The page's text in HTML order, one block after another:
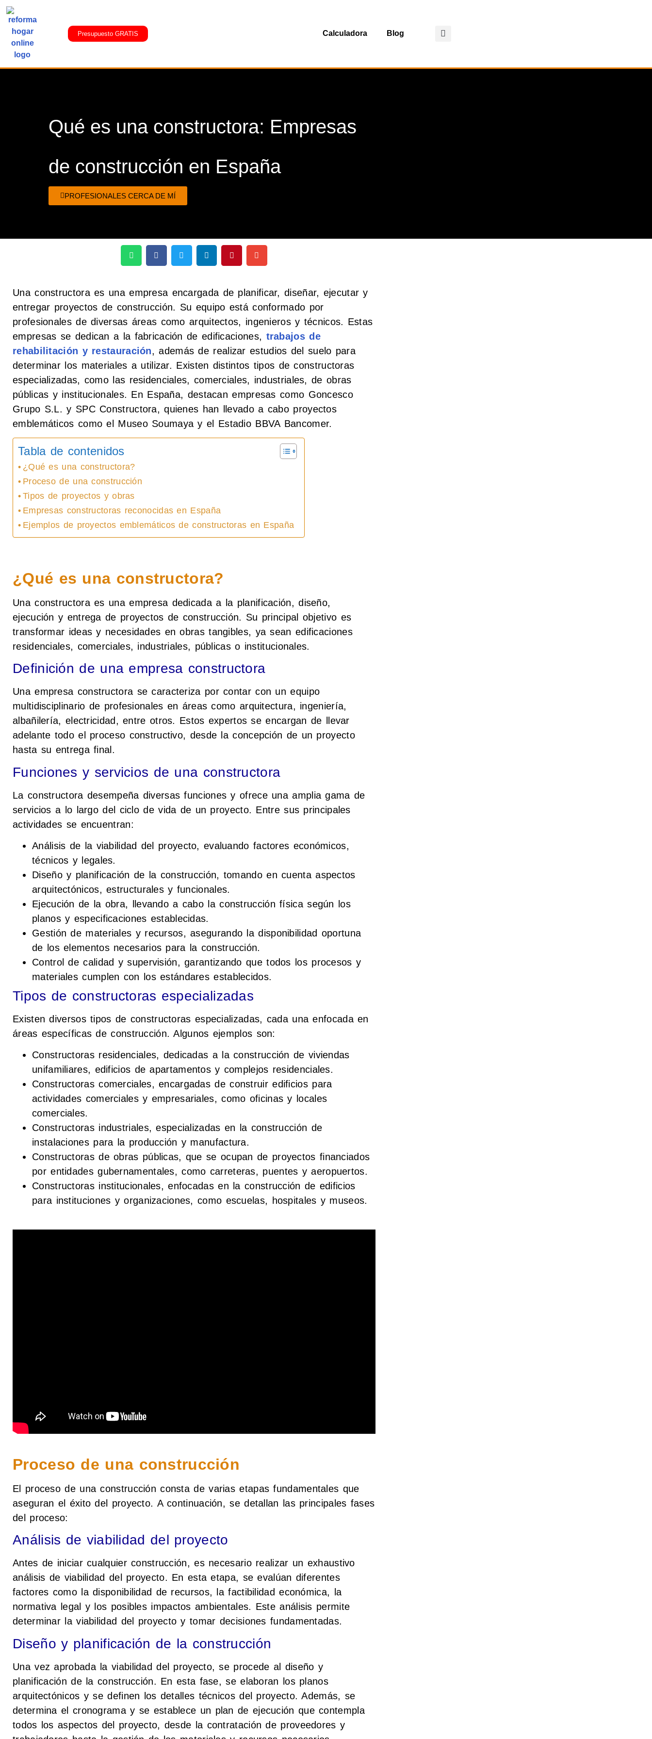
Presupuesto GRATIS Calculadora Blog
Qué es una constructora: Empresas
de construcción en España
PROFESIONALES CERCA DE MÍ
Una constructora es una empresa encargada de planificar, diseñar, ejecutar y
entregar proyectos de construcción. Su equipo está conformado por
profesionales de diversas áreas como arquitectos, ingenieros y técnicos. Estas
empresas se dedican a la fabricación de edificaciones, trabajos de
rehabilitación y restauración, además de realizar estudios del suelo para
determinar los materiales a utilizar. Existen distintos tipos de constructoras
especializadas, como las residenciales, comerciales, industriales, de obras
públicas y institucionales. En España, destacan empresas como Goncesco
Grupo S.L. y SPC Constructora, quienes han llevado a cabo proyectos
emblemáticos como el Museo Soumaya y el Estadio BBVA Bancomer.
Tabla de contenidos
¿Qué es una constructora?
Proceso de una construcción
Tipos de proyectos y obras
Empresas constructoras reconocidas en España
Ejemplos de proyectos emblemáticos de constructoras en España
¿Qué es una constructora?
Una constructora es una empresa dedicada a la planificación, diseño,
ejecución y entrega de proyectos de construcción. Su principal objetivo es
transformar ideas y necesidades en obras tangibles, ya sean edificaciones
residenciales, comerciales, industriales, públicas o institucionales.
Definición de una empresa constructora
Una empresa constructora se caracteriza por contar con un equipo
multidisciplinario de profesionales en áreas como arquitectura, ingeniería,
albañilería, electricidad, entre otros. Estos expertos se encargan de llevar
adelante todo el proceso constructivo, desde la concepción de un proyecto
hasta su entrega final.
Funciones y servicios de una constructora
La constructora desempeña diversas funciones y ofrece una amplia gama de
servicios a lo largo del ciclo de vida de un proyecto. Entre sus principales
actividades se encuentran:
Análisis de la viabilidad del proyecto, evaluando factores económicos,
técnicos y legales.
Diseño y planificación de la construcción, tomando en cuenta aspectos
arquitectónicos, estructurales y funcionales.
Ejecución de la obra, llevando a cabo la construcción física según los
planos y especificaciones establecidas.
Gestión de materiales y recursos, asegurando la disponibilidad oportuna
de los elementos necesarios para la construcción.
Control de calidad y supervisión, garantizando que todos los procesos y
materiales cumplen con los estándares establecidos.
Tipos de constructoras especializadas
Existen diversos tipos de constructoras especializadas, cada una enfocada en
áreas específicas de construcción. Algunos ejemplos son:
Constructoras residenciales, dedicadas a la construcción de viviendas
unifamiliares, edificios de apartamentos y complejos residenciales.
Constructoras comerciales, encargadas de construir edificios para
actividades comerciales y empresariales, como oficinas y locales
comerciales.
Constructoras industriales, especializadas en la construcción de
instalaciones para la producción y manufactura.
Constructoras de obras públicas, que se ocupan de proyectos financiados
por entidades gubernamentales, como carreteras, puentes y aeropuertos.
Constructoras institucionales, enfocadas en la construcción de edificios
para instituciones y organizaciones, como escuelas, hospitales y museos.
Proceso de una construcción
El proceso de una construcción consta de varias etapas fundamentales que
aseguran el éxito del proyecto. A continuación, se detallan las principales fases
del proceso:
Análisis de viabilidad del proyecto
Antes de iniciar cualquier construcción, es necesario realizar un exhaustivo
análisis de viabilidad del proyecto. En esta etapa, se evalúan diferentes
factores como la disponibilidad de recursos, la factibilidad económica, la
normativa legal y los posibles impactos ambientales. Este análisis permite
determinar la viabilidad del proyecto y tomar decisiones fundamentadas.
Diseño y planificación de la construcción
Una vez aprobada la viabilidad del proyecto, se procede al diseño y
planificación de la construcción. En esta fase, se elaboran los planos
arquitectónicos y se definen los detalles técnicos del proyecto. Además, se
determina el cronograma y se establece un plan de ejecución que contempla
todos los aspectos del proyecto, desde la contratación de proveedores y